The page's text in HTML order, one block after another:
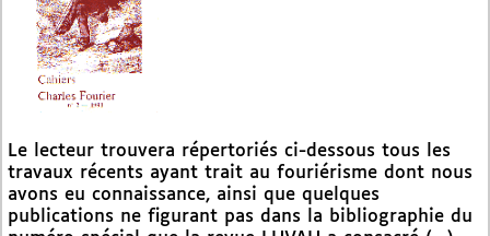
Le lecteur trouvera répertoriés ci-dessous tous les
travaux récents ayant trait au fouriérisme dont nous
avons eu connaissance, ainsi que quelques
publications ne figurant pas dans la bibliographie du